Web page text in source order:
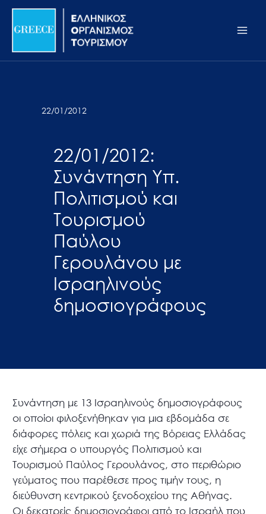
Σημείωση:
ιστότοπος
προσβασιμότητας.
Μετάβαση
περιεχόμενο
22/01/2012
22/01/2012:
Συνάντηση Υπ.
Πολιτισμού και
Τουρισμού
Παύλου
Γερουλάνου με
Ισραηλινούς
δημοσιογράφους
Συνάντηση με 13 Ισραηλινούς δημοσιογράφους
οι οποίοι φιλοξενήθηκαν για μια εβδομάδα σε
διάφορες πόλεις και χωριά της Βόρειας Ελλάδας
είχε σήμερα ο υπουργός Πολιτισμού και
Τουρισμού Παύλος Γερουλάνος, στο περιθώριο
γεύματος που παρέθεσε προς τιμήν τους, η
διεύθυνση κεντρικού ξενοδοχείου της Αθήνας.
Οι δεκατρείς δημοσιογράφοι από το Ισραήλ που